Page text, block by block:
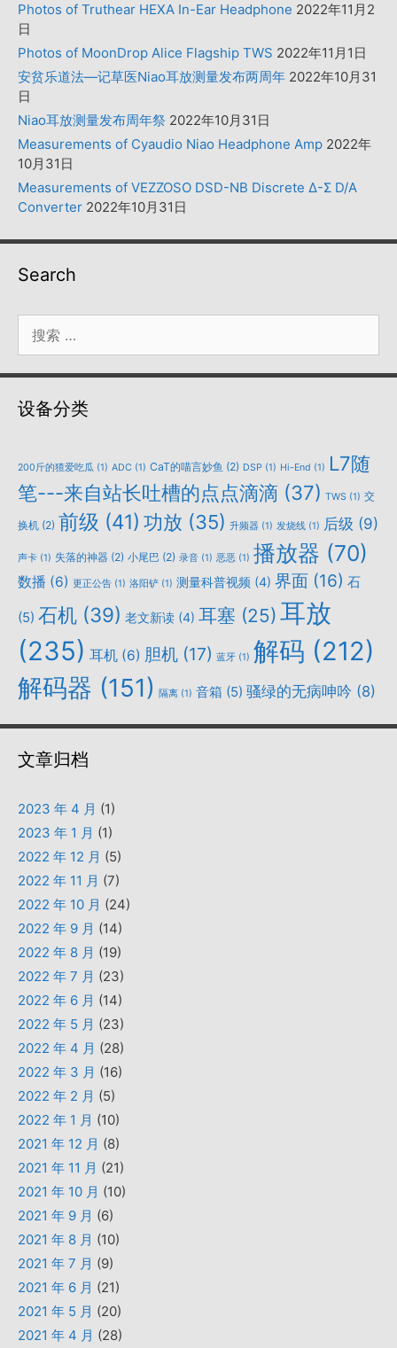
Photos of Truthear HEXA In-Ear Headphone 2022年11月2
日
Photos of MoonDrop Alice Flagship TWS 2022年11月1日
安贫乐道法—记草医Niao耳放测量发布两周年 2022年10月31
日
Niao耳放测量发布周年祭 2022年10月31日
Measurements of Cyaudio Niao Headphone Amp 2022年
10月31日
Measurements of VEZZOSO DSD-NB Discrete Δ-Σ D/A
Converter 2022年10月31日
Search
索：
设备分类
200斤的猹爱吃瓜 (1) ADC (1) CaT的喵言妙鱼 (2) DSP (1) Hi-End (1) L7随
笔---来自站长吐槽的点点滴滴 (37) TWS (1) 交
换机 (2) 前级 (41) 功放 (35) 升频器 (1) 发烧线 (1) 后级 (9)
声卡 (1) 失落的神器 (2) 小尾巴 (2) 录音 (1) 恶恶 (1) 播放器 (70)
数播 (6) 更正公告 (1) 洛阳铲 (1) 测量科普视频 (4) 界面 (16) 石
(5) 石机 (39) 老文新读 (4) 耳塞 (25) 耳放
(235) 耳机 (6) 胆机 (17) 蓝牙 (1) 解码 (212)
解码器 (151) 隔离 (1) 音箱 (5) 骚绿的无病呻吟 (8)
文章归档
2023 年 4 月 (1)
2023 年 1 月 (1)
2022 年 12 月 (5)
2022 年 11 月 (7)
2022 年 10 月 (24)
2022 年 9 月 (14)
2022 年 8 月 (19)
2022 年 7 月 (23)
2022 年 6 月 (14)
2022 年 5 月 (23)
2022 年 4 月 (28)
2022 年 3 月 (16)
2022 年 2 月 (5)
2022 年 1 月 (10)
2021 年 12 月 (8)
2021 年 11 月 (21)
2021 年 10 月 (10)
2021 年 9 月 (6)
2021 年 8 月 (10)
2021 年 7 月 (9)
2021 年 6 月 (21)
2021 年 5 月 (20)
2021 年 4 月 (28)